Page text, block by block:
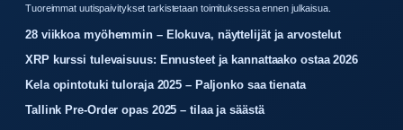
Tuoreimmat uutispaivitykset tarkistetaan toimituksessa ennen julkaisua.
28 viikkoa myöhemmin – Elokuva, näyttelijät ja arvostelut
XRP kurssi tulevaisuus: Ennusteet ja kannattaako ostaa 2026
Kela opintotuki tuloraja 2025 – Paljonko saa tienata
Tallink Pre-Order opas 2025 – tilaa ja säästä